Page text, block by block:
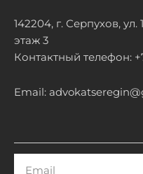
142204, г. Серпухов,
этаж 3
Контактный телефон:
Email: